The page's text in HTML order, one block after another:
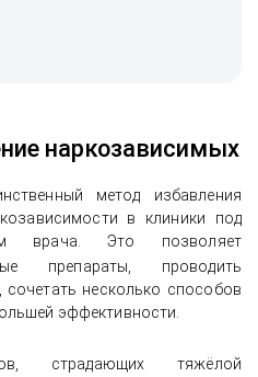
наркозависимых
метод избавления
в клиники под
врача. Это позволяет
препараты, проводить
несколько способов
эффективности.
страдающих тяжёлой